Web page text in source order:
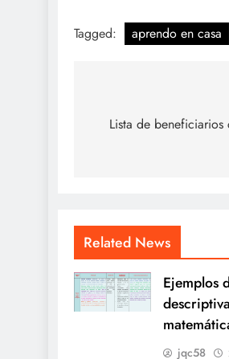
Tagged: aprendo en casa
deLista de
Related News
Ejemplos
jqc58